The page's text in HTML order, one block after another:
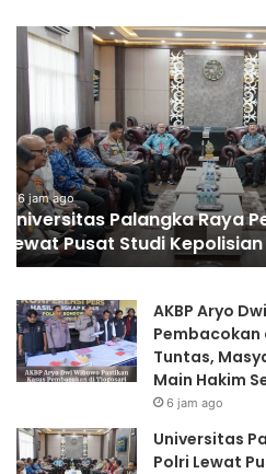
Polda
Jatim
Gelar
Final
Piala
Presiden
2026,
Ribuan
Bonek
Mania
Persebaya
dari
Lapangan
Mapolda
6 jam ago
Polda Jatim Gelar Nobar
2026, Ribuan Bonek
dari Lapangan Mapolda
AKBP Aryo
Pembacokan
Tuntas,
Main Hakim
6 jam ago
Universitas
Polri Lewat